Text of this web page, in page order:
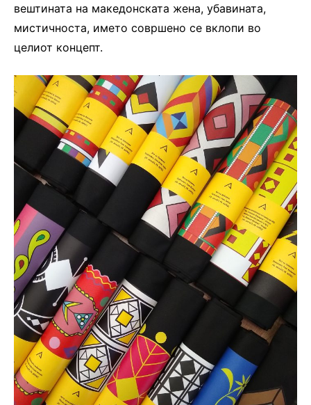
вештината на македонската жена, убавината,
мистичноста, името совршено се вклопи во
целиот концепт.